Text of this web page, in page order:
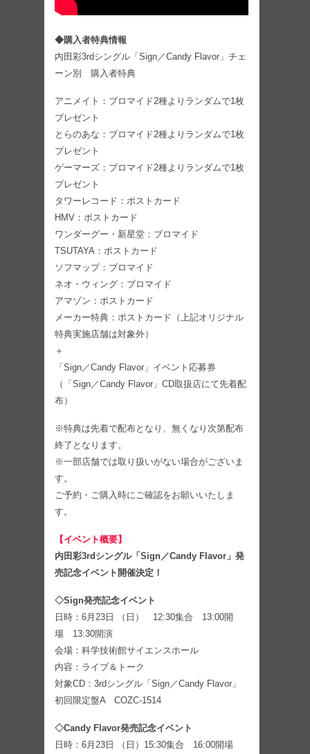
◆購入者特典情報
内田彩3rdシングル「Sign／Candy Flavor」チェ
ーン別 購入者特典
アニメイト：ブロマイド2種よりランダムで1枚
プレゼント
とらのあな：ブロマイド2種よりランダムで1枚
プレゼント
ゲーマーズ：ブロマイド2種よりランダムで1枚
プレゼント
タワーレコード：ポストカード
HMV：ポストカード
ワンダーグー・新星堂：ブロマイド
TSUTAYA：ポストカード
ソフマップ：ブロマイド
ネオ・ウィング：ブロマイド
アマゾン：ポストカード
メーカー特典：ポストカード（上記オリジナル
特典実施店舗は対象外）
＋
「Sign／Candy Flavor」イベント応募券
（「Sign／Candy Flavor」CD取扱店にて先着配
布）
※特典は先着で配布となり、無くなり次第配布
終了となります。
※一部店舗では取り扱いがない場合がございま
す。
ご予約・ご購入時にご確認をお願いいたしま
す。
【イベント概要】
内田彩3rdシングル「Sign／Candy Flavor」発
売記念イベント開催決定！
◇Sign発売記念イベント
日時：6月23日 （日） 12:30集合 13:00開
場 13:30開演
会場：科学技術館サイエンスホール
内容：ライブ＆トーク
対象CD：3rdシングル「Sign／Candy Flavor」
初回限定盤A COZC-1514
◇Candy Flavor発売記念イベント
日時：6月23日 （日）15:30集合 16:00開場